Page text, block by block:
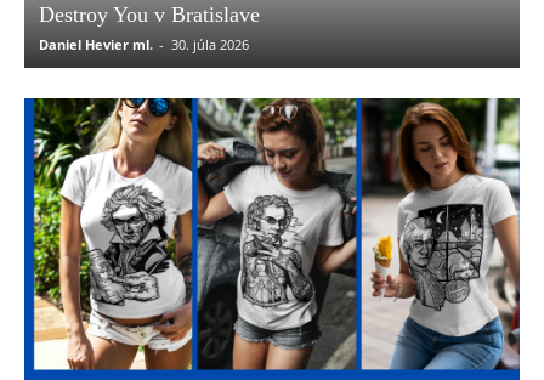
Destroy You v Bratislave
Daniel Hevier ml. - 30. júla 2026